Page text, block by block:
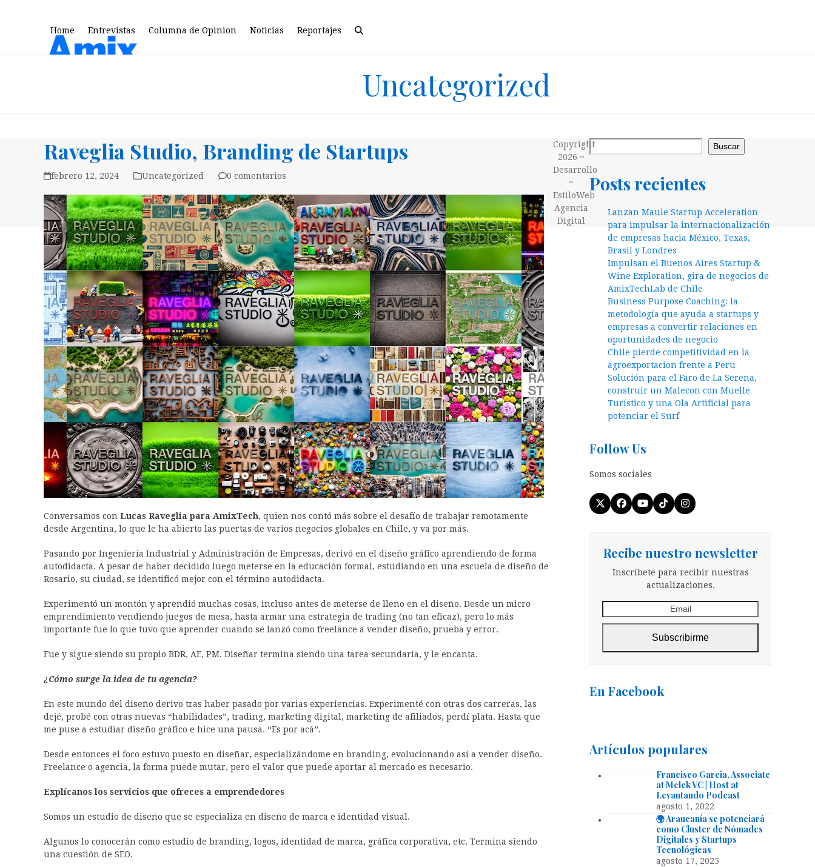
Home Entrevistas Columna de Opinion Noticias Reportajes
Uncategorized
Raveglia Studio, Branding de Startups
febrero 12, 2024 Uncategorized 0 comentarios
Conversamos con Lucas Raveglia para AmixTech, quien nos contó más sobre el desafío de trabajar remotamente
desde Argentina, lo que le ha abierto las puertas de varios negocios globales en Chile, y va por más.
Pasando por Ingeniería Industrial y Administración de Empresas, derivó en el diseño gráfico aprendiendo de forma
autodidacta. A pesar de haber decidido luego meterse en la educación formal, estudiando en una escuela de diseño de
Rosario, su ciudad, se identificó mejor con el término autodidacta.
Experimentó un montón y aprendió muchas cosas, incluso antes de meterse de lleno en el diseño. Desde un micro
emprendimiento vendiendo juegos de mesa, hasta armar una estrategia de trading (no tan eficaz), pero lo más
importante fue lo que tuvo que aprender cuando se lanzó como freelance a vender diseño, prueba y error.
Fue y sigue siendo su propio BDR, AE, PM. Diseñar termina siendo una tarea secundaria, y le encanta.
¿Cómo surge la idea de tu agencia?
En este mundo del diseño derivo tras haber pasado por varias experiencias. Experimenté con otras dos carreras, las
dejé, probé con otras nuevas “habilidades”, trading, marketing digital, marketing de afiliados, perdí plata. Hasta que
me puse a estudiar diseño gráfico e hice una pausa. “Es por acá”.
Desde entonces el foco estuvo puesto en diseñar, especializándome en branding, evolucionando así a vender diseño.
Freelance o agencia, la forma puede mutar, pero el valor que puede aportar al mercado es necesario.
Explícanos los servicios que ofreces a emprendedores
Somos un estudio de diseño que se especializa en diseño de marca e identidad visual.
Algunos lo conocerán como estudio de branding, logos, identidad de marca, gráfica corporativa, etc. Termina siendo
una cuestión de SEO.
Buscar
Posts recientes
Lanzan Maule Startup Acceleration
para impulsar la internacionalización
de empresas hacia México, Texas,
Brasil y Londres
Impulsan el Buenos Aires Startup &
Wine Exploration, gira de negocios de
AmixTechLab de Chile
Business Purpose Coaching: la
metodología que ayuda a startups y
empresas a convertir relaciones en
oportunidades de negocio
Chile pierde competitividad en la
agroexportacion frente a Peru
Solución para el Faro de La Serena,
construir un Malecon con Muelle
Turístico y una Ola Artificial para
potenciar el Surf
Follow Us
Somos sociales
Twitter
(deprecated)
Facebook
YouTube
TiktokInstagram
Recibe nuestro newsletter
Inscríbete para recibir nuestras
actualizaciones.
Subscribirme
En Facebook
Artículos populares
Francisco Garcia, Associate
at Melek VC | Host at
Levantando Podcast
agosto 1, 2022
🌍 Araucanía se potenciará
como Cluster de Nómades
Digitales y Startups
Tecnológicas
agosto 17, 2025
Copyright
2026 ~
Desarrollo
~
EstiloWeb
Agencia
Digital